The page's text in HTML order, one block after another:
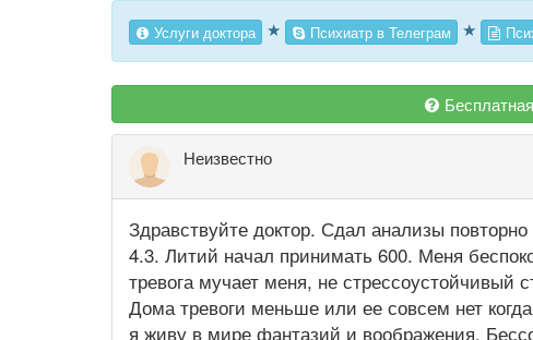
Услуги доктора ★ Психиатр в Телеграм ★
Неизвестно
Здравствуйте доктор. Сдал анализы
4.3. Литий начал принимать 600. Меня
тревога мучает меня, не
Дома тревоги меньше или ее совсем нет
я живу в мире фантазий и воображения.